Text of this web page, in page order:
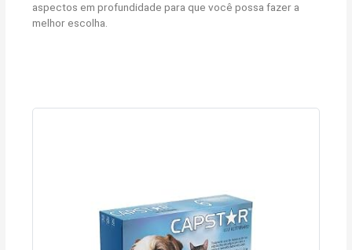
aspectos em profundidade para que você possa fazer a
melhor escolha.